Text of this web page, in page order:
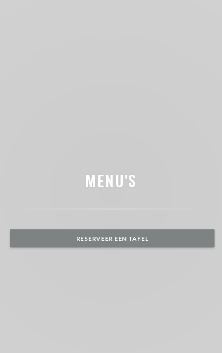
MENU'S
RESERVEER EEN TAFEL